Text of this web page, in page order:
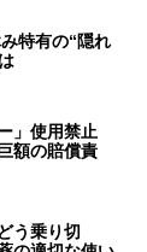
特有の“隠れ
」使用禁止
額の賠償責
う乗り切